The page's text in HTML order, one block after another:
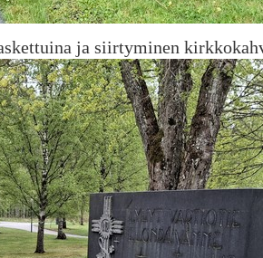
ja siirtyminen